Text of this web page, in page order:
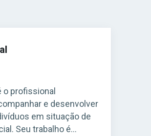
o profissional
e desenvolver
em situação de
Seu trabalho é